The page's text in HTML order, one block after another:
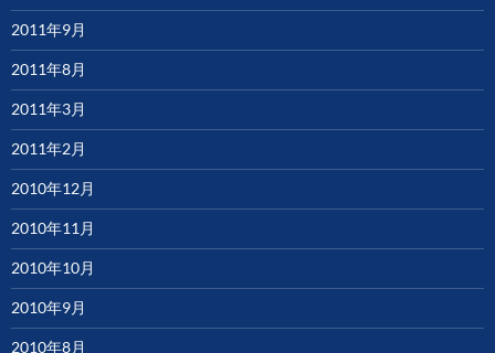
2011年9月
2011年8月
2011年3月
2011年2月
2010年12月
2010年11月
2010年10月
2010年9月
2010年8月